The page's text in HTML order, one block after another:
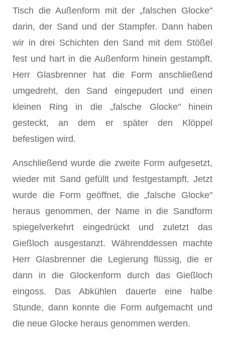
Tisch die Außenform mit der „falschen Glocke"
darin, der Sand und der Stampfer. Dann haben
wir in drei Schichten den Sand mit dem Stößel
fest und hart in die Außenform hinein gestampft.
Herr Glasbrenner hat die Form anschließend
umgedreht, den Sand eingepudert und einen
kleinen Ring in die „falsche Glocke" hinein
gesteckt, an dem er später den Klöppel
befestigen wird.
Anschließend wurde die zweite Form aufgesetzt,
wieder mit Sand gefüllt und festgestampft. Jetzt
wurde die Form geöffnet, die „falsche Glocke"
heraus genommen, der Name in die Sandform
spiegelverkehrt eingedrückt und zuletzt das
Gießloch ausgestanzt. Währenddessen machte
Herr Glasbrenner die Legierung flüssig, die er
dann in die Glockenform durch das Gießloch
eingoss. Das Abkühlen dauerte eine halbe
Stunde, dann konnte die Form aufgemacht und
die neue Glocke heraus genommen werden.